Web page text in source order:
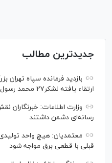
جدیدترین مطالب
بازدید فرمانده سپاه تهران
ارتقاء یافته لشکر۲۷ محمد رسول الله (ص)
وزارت اطلاعات: خبرنگاران
رسانه‌ای دشمن داشتند
معتمدیان: هیچ واحد تولیدی
قبلی با قطعی برق مواجه شود